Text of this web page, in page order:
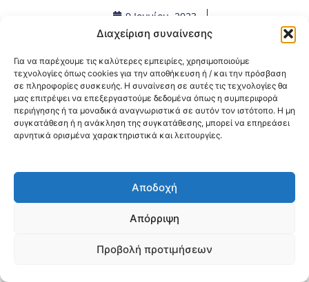
Διαχείριση συναίνεσης
Για να παρέχουμε τις καλύτερες εμπειρίες, χρησιμοποιούμε
τεχνολογίες όπως cookies για την αποθήκευση ή / και την πρόσβαση
σε πληροφορίες συσκευής. Η συναίνεση σε αυτές τις τεχνολογίες θα
μας επιτρέψει να επεξεργαστούμε δεδομένα όπως η συμπεριφορά
περιήγησης ή τα μοναδικά αναγνωριστικά σε αυτόν τον ιστότοπο. Η μη
συγκατάθεση ή η ανάκληση της συγκατάθεσης, μπορεί να επηρεάσει
αρνητικά ορισμένα χαρακτηριστικά και λειτουργίες.
Αποδοχή
Απόρριψη
Προβολή προτιμήσεων
9 Ιουνίου, 2023
Προμήθειες - Συμβάσεις,Προμήθειες 3ης ΥΠΕ
Κοινοποίηση:
@2026 3ype.gr All rights reserved
Πολιτική Προστασίας Δεδομένων
Θεσσαλονίκη, ΕλλάδαΤηλ: +30 2311 226 200
email: 3ype@3ype.gr